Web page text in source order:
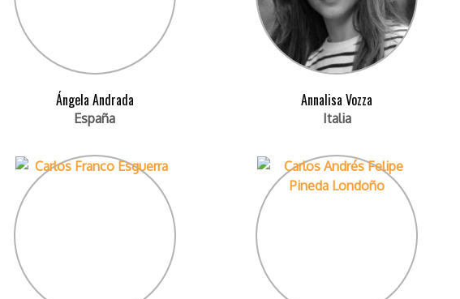
Ángela Andrada
España
Annalisa Vozza
Italia